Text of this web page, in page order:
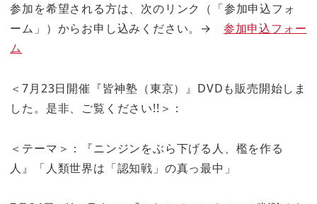
参加を希望される方は、次のリンク（「参加申込フォ
ーム」）からお申し込みください。→ 参加申込フォー
ム
＜7月23日開催『皆神塾（東京）』DVDも販売開始しま
した。是非、ご覧ください!!＞：
＜テーマ＞：『ニンジンをぶら下げる人、檻を作る
人』「人類世界は「認知戦」の真っ最中」